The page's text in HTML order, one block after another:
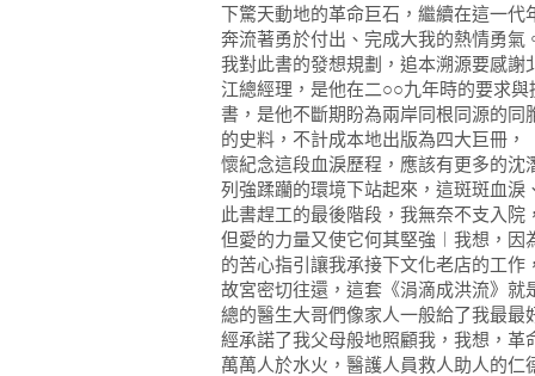
下驚天動地的革命巨石，繼續在這一
奔流著勇於付出、完成大我的熱情勇氣
我對此書的發想規劃，追本溯源要感
江總經理，是他在二○○九年時的要求
書，是他不斷期盼為兩岸同根同源的
的史料，不計成本地出版為四大巨冊
懷紀念這段血淚歷程，應該有更多的
列強蹂躪的環境下站起來，這斑斑血
此書趕工的最後階段，我無奈不支入
但愛的力量又使它何其堅強︱我想，
的苦心指引讓我承接下文化老店的工
故宮密切往還，這套《涓滴成洪流》
總的醫生大哥們像家人一般給了我最
經承諾了我父母般地照顧我，我想，
萬萬人於水火，醫護人員救人助人的